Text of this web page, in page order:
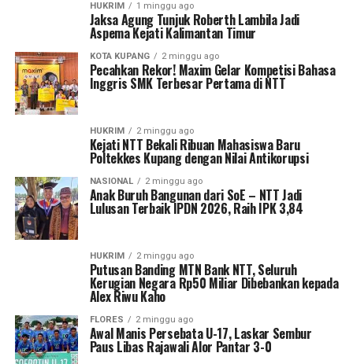
HUKRIM 1 minggu ago
Jaksa Agung Tunjuk Roberth Lambila Jadi
Aspema Kejati Kalimantan Timur
KOTA KUPANG 2 minggu ago
Pecahkan Rekor! Maxim Gelar Kompetisi Bahasa
Inggris SMK Terbesar Pertama di NTT
HUKRIM 2 minggu ago
Kejati NTT Bekali Ribuan Mahasiswa Baru
Poltekkes Kupang dengan Nilai Antikorupsi
NASIONAL 2 minggu ago
Anak Buruh Bangunan dari SoE – NTT Jadi
Lulusan Terbaik IPDN 2026, Raih IPK 3,84
HUKRIM 2 minggu ago
Putusan Banding MTN Bank NTT, Seluruh
Kerugian Negara Rp50 Miliar Dibebankan kepada
Alex Riwu Kaho
FLORES 2 minggu ago
Awal Manis Persebata U-17, Laskar Sembur
Paus Libas Rajawali Alor Pantar 3-0